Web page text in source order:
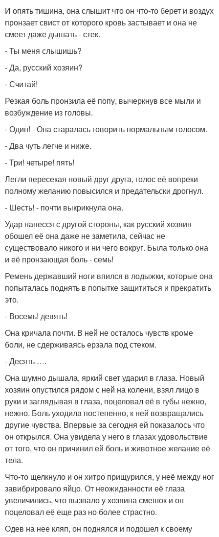
И опять тишина, она слышит что он что-то берет и воздух
пронзает свист от которого кровь застывает и она не
смеет даже дышать - стек.
- Ты меня слышишь?
- Да, русский хозяин?
- Считай!
Резкая боль пронзила её попу, вычеркнув все мыли и
возбуждение из головы.
- Один! - Она старалась говорить нормальным голосом.
- Два чуть легче и ниже.
- Три! четыре! пять!
Легли пересекая новый друг друга, голос её вопреки
полному желанию повысился и предательски дрогнул.
- Шесть! - почти выкрикнула она.
Удар нанесся с другой стороны, как русский хозяин
обошел её она даже не заметила, сейчас не
существовало никого и ни чего вокруг. Была только она
и её пронзающая боль - семь!
Ремень державший ноги впился в лодыжки, которые она
попыталась поднять в попытке защититься и прекратить
это.
- Восемь! девять!
Она кричала почти. В ней не осталось чувств кроме
боли, не сдерживаясь ерзала под стеком.
- Десять ….
Она шумно дышала, яркий свет ударил в глаза. Новый
хозяин опустился рядом с ней на колени, взял лицо в
руки и заглядывая в глаза, поцеловал её в губы нежно,
нежно. Боль уходила постепенно, к ней возвращались
другие чувства. Впервые за сегодня ей показалось что
он открылся. Она увидела у него в глазах удовольствие
от того, что он причинил ей боль и животное желание её
тела.
Что-то щелкнуло и он хитро прищурился, у неё между ног
завибрировало яйцо. От неожиданности её глаза
увеличились, что вызвало у хозяина смешок и он
поцеловал её еще раз но более страстно.
Одев на нее кляп, он поднялся и подошел к своему